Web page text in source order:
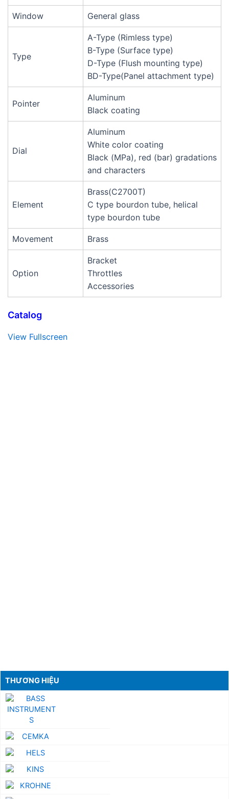
THƯƠNG HIỆU
Window General glass
Type
A-Type (Rimless type)
B-Type (Surface type)
D-Type (Flush mounting type)
BD-Type(Panel attachment type)
Pointer
Aluminum
Black coating
Dial
Aluminum
White color coating
Black (MPa), red (bar) gradations
and characters
Element
Brass(C2700T)
C type bourdon tube, helical
type bourdon tube
Movement Brass
Option
Bracket
Throttles
Accessories
Catalog
View Fullscreen